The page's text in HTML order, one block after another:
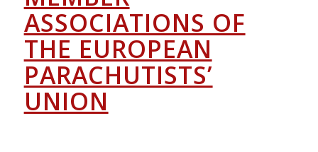
ASSOCIATIONS OF
THE EUROPEAN
PARACHUTISTS’
UNION